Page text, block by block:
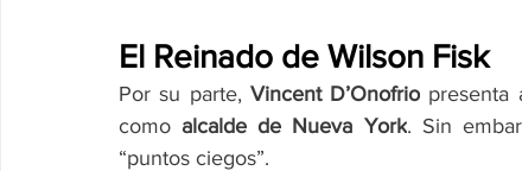
El Reinado de Wilson Fisk
Por su parte, Vincent D’Onofrio presenta
como alcalde de Nueva York. Sin
“puntos ciegos”.